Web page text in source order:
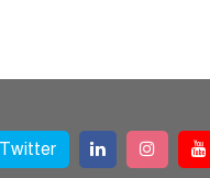
Twitter